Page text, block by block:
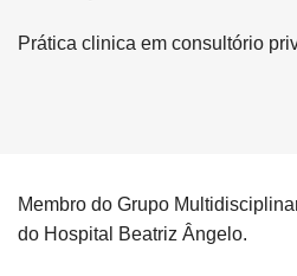
Prática clinica em consultório
Membro do Grupo
do Hospital Beatriz Ângelo.